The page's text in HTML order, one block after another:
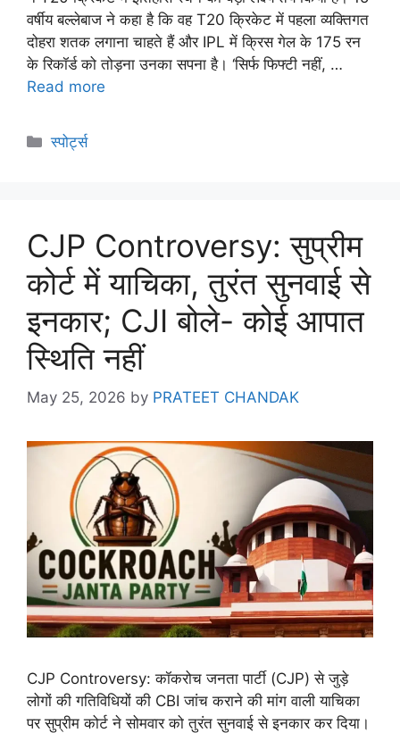
वर्षीय बल्लेबाज ने कहा है कि वह T20 क्रिकेट में पहला व्यक्तिगत
दोहरा शतक लगाना चाहते हैं और IPL में क्रिस गेल के 175 रन
के रिकॉर्ड को तोड़ना उनका सपना है। ‘सिर्फ फिफ्टी नहीं, …
Read more
स्पोर्ट्स
CJP Controversy: सुप्रीम
कोर्ट में याचिका, तुरंत सुनवाई से
इनकार; CJI बोले- कोई आपात
स्थिति नहीं
May 25, 2026 by PRATEET CHANDAK
CJP Controversy: कॉकरोच जनता पार्टी (CJP) से जुड़े
लोगों की गतिविधियों की CBI जांच कराने की मांग वाली याचिका
पर सुप्रीम कोर्ट ने सोमवार को तुरंत सुनवाई से इनकार कर दिया।